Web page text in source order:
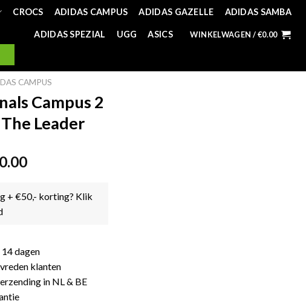
CROCS ADIDAS CAMPUS ADIDAS GAZELLE ADIDAS SAMBA
ADIDAS SPEZIAL UGG ASICS WINKELWAGEN /€0.00
CAMPUS
Campus 2
Leader
+ €50,- korting? Klik
dagen
klanten
in NL & BE